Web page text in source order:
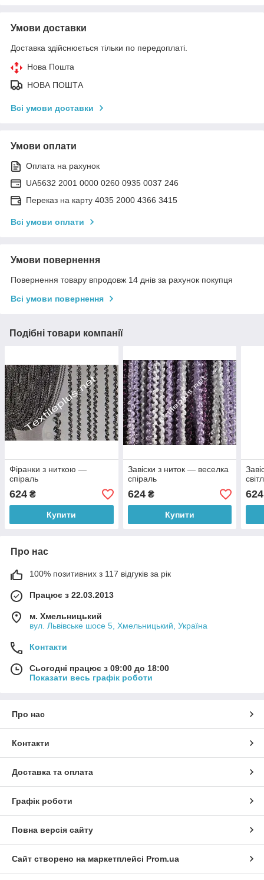
Умови доставки
Доставка здійснюється тільки по передоплаті.
Нова Пошта
НОВА ПОШТА
Всі умови доставки
Умови оплати
Оплата на рахунок
UA5632 2001 0000 0260 0935 0037 246
Переказ на карту 4035 2000 4366 3415
Всі умови оплати
Умови повернення
Повернення товару впродовж 14 днів за рахунок покупця
Всі умови повернення
Подібні товари компанії
Фіранки з ниткою —
спіраль
624 ₴
Купити
Завіски з ниток — веселка
спіраль
624₴
Купити
624
Про нас
100% позитивних з 117 відгуків за рік
Працює з 22.03.2013
м. Хмельницький
вул. Львівське шосе 5, Хмельницький, Україна
Контакти
Сьогодні працює з 09:00 до 18:00
Показати весь графік роботи
Про нас
Контакти
Доставка та оплата
Графік роботи
Повна версія сайту
Сайт створено на маркетплейсі Prom.ua